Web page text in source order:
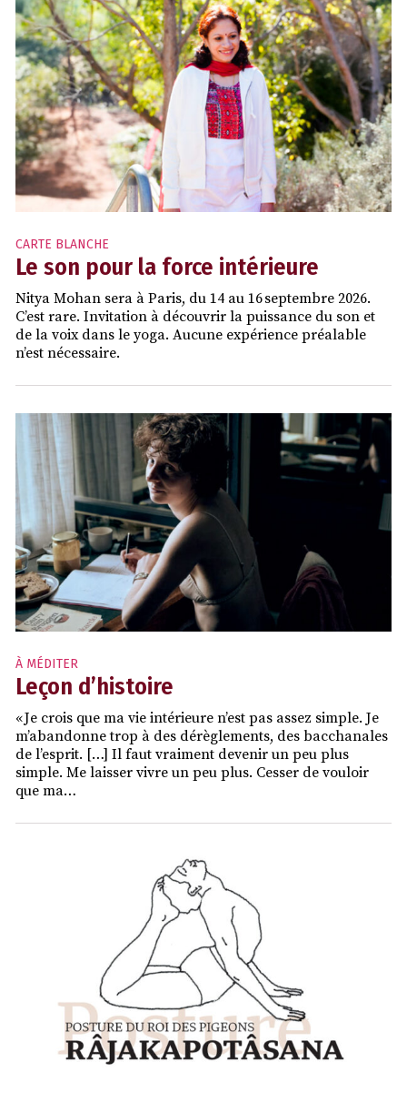
CARTE BLANCHE
Le son pour la force intérieure
Nitya Mohan sera à Paris, du 14 au 16 septembre 2026.
C’est rare. Invitation à découvrir la puissance du son et
de la voix dans le yoga. Aucune expérience préalable
n’est nécessaire.
À MÉDITER
Leçon d’histoire
« Je crois que ma vie intérieure n’est pas assez simple. Je
m’abandonne trop à des dérèglements, des bacchanales
de l’esprit. […] Il faut vraiment devenir un peu plus
simple. Me laisser vivre un peu plus. Cesser de vouloir
que ma…